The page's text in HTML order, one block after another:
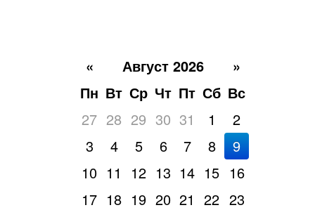
« Август 2026
»
Пн Вт Ср Чт Пт Сб Вс
27 28 29 30 31 1
2
3
4 5 6 7 8
9
10 11 12 13 14 15 16
17 18 19 20 21 22 23